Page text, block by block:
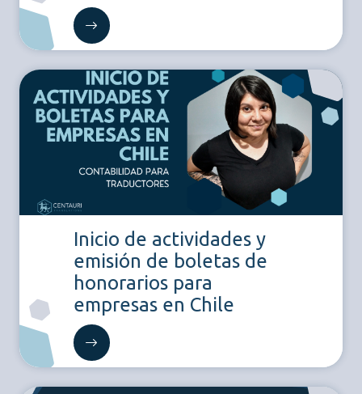
Inicio de actividades y
emisión de boletas de
honorarios para
empresas en Chile